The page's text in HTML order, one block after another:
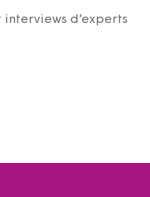
interviews d’experts